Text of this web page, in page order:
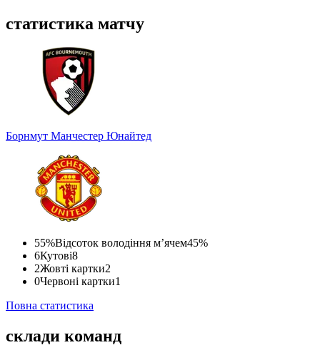
статистика матчу
Борнмут Манчестер Юнайтед
55%Відсоток володіння м’ячем45%
6Кутові8
2Жовті картки2
0Червоні картки1
Повна статистика
склади команд